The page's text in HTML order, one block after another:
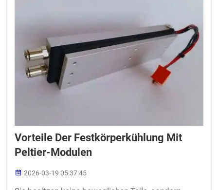
Vorteile Der Festkörperkühlung Mit
Peltier-Modulen
2026-03-19 05:37:45